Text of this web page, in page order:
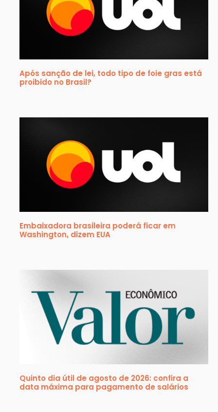
Após sanção de lei, todo tipo de foie gras está
proibido no Brasil?
Embaixadora brasileira poderá ficar em
Washington, dizem EUA
Quinto dia útil de agosto de 2026: confira a
data máxima para pagamento de salários